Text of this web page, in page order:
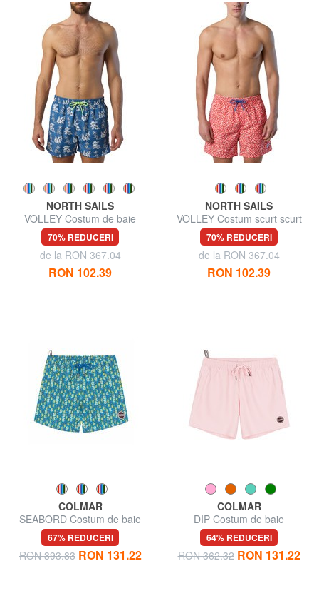
NORTH SAILS
VOLLEY Costum de baie
boxer imprimat
70% REDUCERI
de la RON 367.04
RON 102.39
NORTH SAILS
VOLLEY Costum scurt scurt
70% REDUCERI
de la RON 367.04
RON 102.39
COLMAR
SEABORD Costum de baie
67% REDUCERI
RON 393.83 RON 131.22
COLMAR
DIP Costum de baie
64% REDUCERI
RON 362.32 RON 131.22